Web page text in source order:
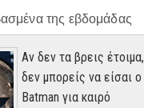
της εβδομάδας
Αν δεν τα βρεις έτοιμα,
δεν μπορείς να είσαι ο
Batman για καιρό